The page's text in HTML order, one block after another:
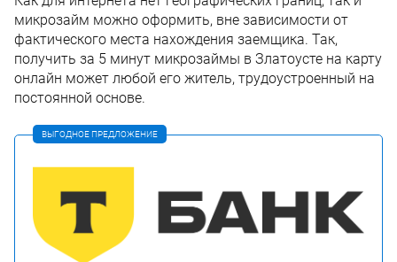
микрозайм можно оформить, вне зависимости от
фактического места нахождения заемщика. Так,
получить за 5 минут микрозаймы в Златоусте на карту
онлайн может любой его житель, трудоустроенный на
постоянной основе.
ВЫГОДНОЕ ПРЕДЛОЖЕНИЕ